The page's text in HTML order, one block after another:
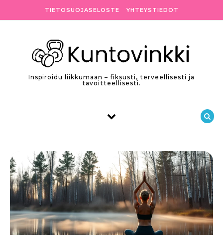
TIETOSUOJASELOSTE YHTEYSTIEDOT
Inspiroidu liikkumaan – fiksusti, terveellisesti ja
tavoitteellisesti.